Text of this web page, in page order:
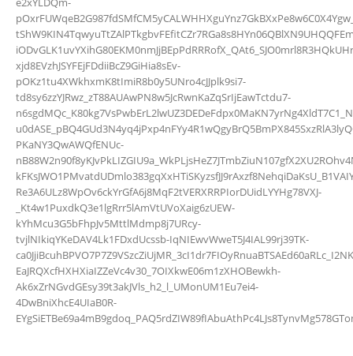
xjd8EVzhJSYFEjFDdiiBcZ9GiHia8sEv-
pOKz1tu4XWkhxmK8tImiR8b0y5UNro4cJJplk9si7-
td8sy6zzYJRwz_zT88AUAwPN8w5JcRwnKaZqSrIjEawTctdu7-
PKaNY3QwAWQfENUc-
Re3A6ULz8WpOv6ckYrGfA6j8MqF2tVERXRRPIorDUidLYYHg78VXJ-
_Kt4w1PuxdkQ3e1lgRrr5lAmVtUVoXaig6zUEW-
kYhMcu3G5bFhpJv5MttlMdmp8j7URcy-
tvjlNIkiqYKeDAV4Lk1FDxdUcssb-IqNIEwvWweT5J4IAL99rj39TK-
EaJRQXcfHXHXiaIZZeVc4v30_7OIXkwE06m1zXHOBewkh-
Ak6xZrNGvdGEsy39t3akJVls_h2_l_UMonUM1Eu7ei4-
4DwBniXhcE4UIaB0R-